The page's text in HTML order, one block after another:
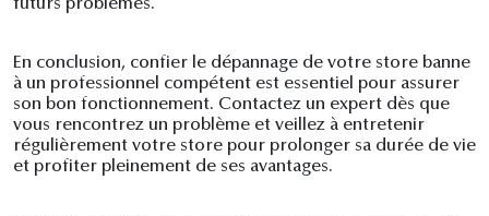
futurs problèmes.
En conclusion, confier le dépannage de votre store banne
à un professionnel compétent est essentiel pour assurer
son bon fonctionnement. Contactez un expert dès que
vous rencontrez un problème et veillez à entretenir
régulièrement votre store pour prolonger sa durée de vie
et profiter pleinement de ses avantages.